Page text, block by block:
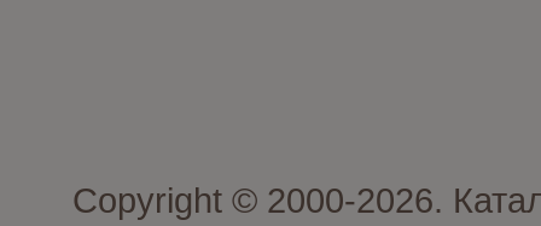
Copyright © 2000-2026.